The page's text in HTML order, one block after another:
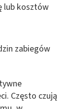
lub kosztów
zabiegów
Często czują